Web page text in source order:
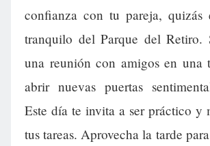
confianza con tu pareja, quizás
tranquilo del Parque del Retiro.
una reunión con amigos en una
abrir nuevas puertas
Este día te invita a ser práctico y
tus tareas. Aprovecha la tarde